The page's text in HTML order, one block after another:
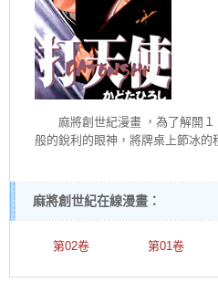
麻將創世紀漫畫 ，為了解開
般的銳利的眼神，將牌桌上節冰
麻將創世紀在線漫畫：
第02卷 第01卷